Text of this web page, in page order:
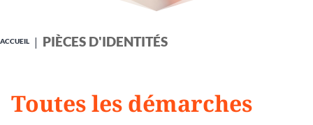
ACCUEIL PIÈCES D'IDENTITÉS
Toutes les démarches